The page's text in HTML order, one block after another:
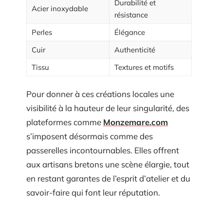
Acier inoxydable
Durabilité et
résistance
Perles
Élégance
Cuir
Authenticité
Tissu
Textures et motifs
Pour donner à ces créations locales une
visibilité à la hauteur de leur singularité, des
plateformes comme Monzemare.com
s’imposent désormais comme des
passerelles incontournables. Elles offrent
aux artisans bretons une scène élargie, tout
en restant garantes de l’esprit d’atelier et du
savoir-faire qui font leur réputation.